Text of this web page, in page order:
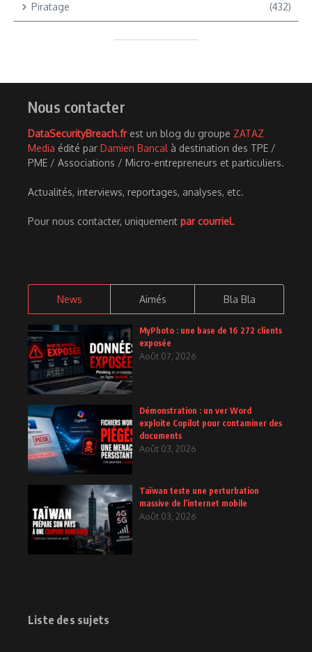
Piratage (432)
Nous contacter
DataSecurityBreach.frest un blog du groupe ZATAZ
Media édité par Damien Bancal à destination des TPE /
PME / Associations / Micro-entrepreneurs et particuliers.
Actualités, interviews, reportages, analyses, etc.
Pour nous contacter, uniquement par courriel.
News Aimés Bla Bla
MyPhoto : une base de 16 272 clients
exposée
Août 07, 2026
Démonstration : un ver Word
exploite Copilot pour contaminer des
documents
Août 03, 2026
Taïwan teste une perturbation
massive de l’internet mobile
Août 03, 2026
Liste des sujets